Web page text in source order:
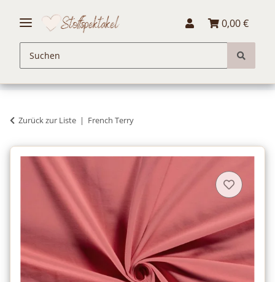
0,00 €
Zurück zur Liste French Terry